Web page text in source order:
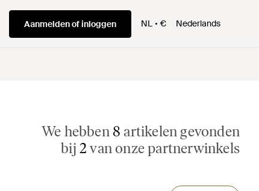
Aanmelden of inloggen NL € Nederlands
We hebben 8 artikelen gevonden
bij 2 van onze partnerwinkels